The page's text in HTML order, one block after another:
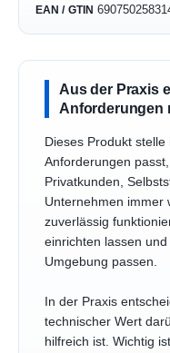
EAN / GTIN
Aus der Praxis
Anforderungen
Dieses Produkt
Anforderungen
Privatkunden,
Unternehmen immer
zuverlässig
einrichten lassen
Umgebung passen.
In der Praxis
technischer Wert
hilfreich ist. Wichtig